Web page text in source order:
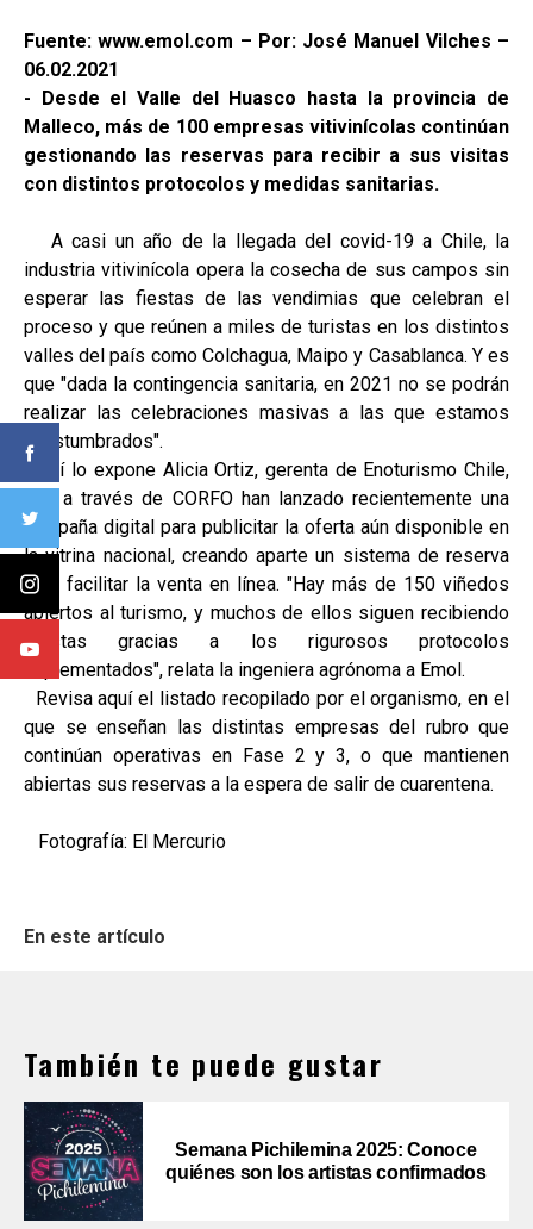
Fuente: www.emol.com – Por: José Manuel Vilches –
06.02.2021
- Desde el Valle del Huasco hasta la provincia de
Malleco, más de 100 empresas vitivinícolas continúan
gestionando las reservas para recibir a sus visitas
con distintos protocolos y medidas sanitarias.
A casi un año de la llegada del covid-19 a Chile, la
industria vitivinícola opera la cosecha de sus campos sin
esperar las fiestas de las vendimias que celebran el
proceso y que reúnen a miles de turistas en los distintos
valles del país como Colchagua, Maipo y Casablanca. Y es
que "dada la contingencia sanitaria, en 2021 no se podrán
realizar las celebraciones masivas a las que estamos
acostumbrados".
Así lo expone Alicia Ortiz, gerenta de Enoturismo Chile,
que a través de CORFO han lanzado recientemente una
campaña digital para publicitar la oferta aún disponible en
la vitrina nacional, creando aparte un sistema de reserva
para facilitar la venta en línea. "Hay más de 150 viñedos
abiertos al turismo, y muchos de ellos siguen recibiendo
turistas gracias a los rigurosos protocolos
implementados", relata la ingeniera agrónoma a Emol.
Revisa aquí el listado recopilado por el organismo, en el
que se enseñan las distintas empresas del rubro que
continúan operativas en Fase 2 y 3, o que mantienen
abiertas sus reservas a la espera de salir de cuarentena.
Fotografía: El Mercurio
En este artículo
También te puede gustar
Semana Pichilemina 2025: Conoce
quiénes son los artistas confirmados